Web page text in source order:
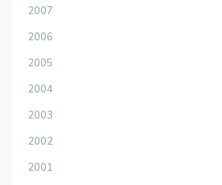
2007
2006
2005
2004
2003
2002
2001